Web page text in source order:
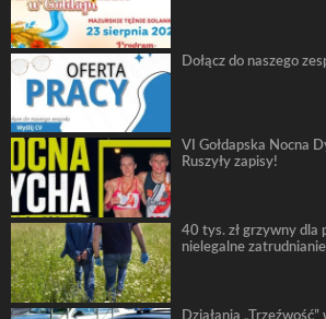
Dołącz do naszego
VI Gołdapska Nocna
Ruszyły zapisy!
40 tys. zł grzywny dla
nielegalne
Działania